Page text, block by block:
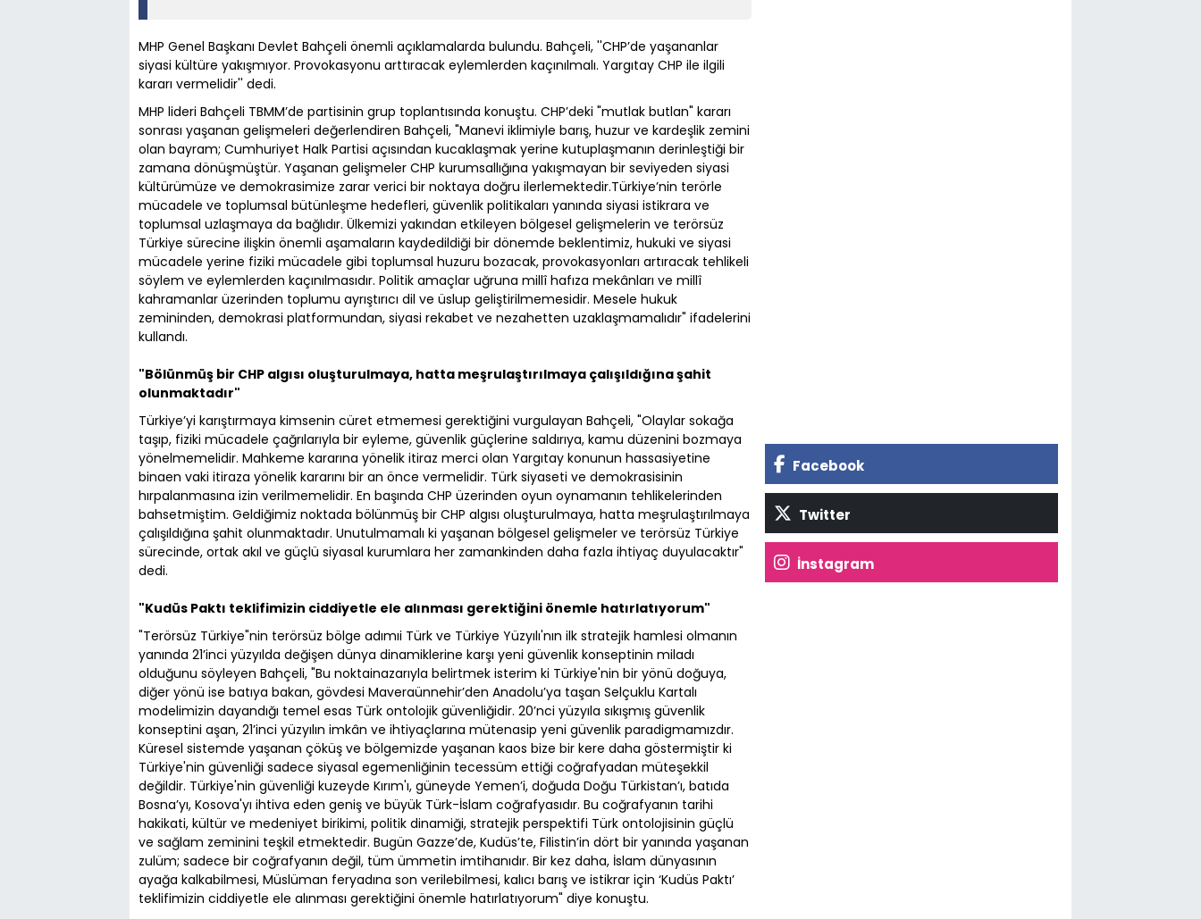
MHP Genel Başkanı Devlet Bahçeli önemli açıklamalarda bulundu. Bahçeli, ''CHP’de yaşananlar
siyasi kültüre yakışmıyor. Provokasyonu arttıracak eylemlerden kaçınılmalı. Yargıtay CHP ile ilgili
kararı vermelidir'' dedi.
MHP lideri Bahçeli TBMM’de partisinin grup toplantısında konuştu. CHP’deki "mutlak butlan" kararı
sonrası yaşanan gelişmeleri değerlendiren Bahçeli, "Manevi iklimiyle barış, huzur ve kardeşlik zemini
olan bayram; Cumhuriyet Halk Partisi açısından kucaklaşmak yerine kutuplaşmanın derinleştiği bir
zamana dönüşmüştür. Yaşanan gelişmeler CHP kurumsallığına yakışmayan bir seviyeden siyasi
kültürümüze ve demokrasimize zarar verici bir noktaya doğru ilerlemektedir.Türkiye’nin terörle
mücadele ve toplumsal bütünleşme hedefleri, güvenlik politikaları yanında siyasi istikrara ve
toplumsal uzlaşmaya da bağlıdır. Ülkemizi yakından etkileyen bölgesel gelişmelerin ve terörsüz
Türkiye sürecine ilişkin önemli aşamaların kaydedildiği bir dönemde beklentimiz, hukuki ve siyasi
mücadele yerine fiziki mücadele gibi toplumsal huzuru bozacak, provokasyonları artıracak tehlikeli
söylem ve eylemlerden kaçınılmasıdır. Politik amaçlar uğruna millî hafıza mekânları ve millî
kahramanlar üzerinden toplumu ayrıştırıcı dil ve üslup geliştirilmemesidir. Mesele hukuk
zemininden, demokrasi platformundan, siyasi rekabet ve nezahetten uzaklaşmamalıdır" ifadelerini
kullandı.
"Bölünmüş bir CHP algısı oluşturulmaya, hatta meşrulaştırılmaya çalışıldığına şahit
olunmaktadır"
Türkiye’yi karıştırmaya kimsenin cüret etmemesi gerektiğini vurgulayan Bahçeli, "Olaylar sokağa
taşıp, fiziki mücadele çağrılarıyla bir eyleme, güvenlik güçlerine saldırıya, kamu düzenini bozmaya
yönelmemelidir. Mahkeme kararına yönelik itiraz merci olan Yargıtay konunun hassasiyetine
binaen vaki itiraza yönelik kararını bir an önce vermelidir. Türk siyaseti ve demokrasisinin
hırpalanmasına izin verilmemelidir. En başında CHP üzerinden oyun oynamanın tehlikelerinden
bahsetmiştim. Geldiğimiz noktada bölünmüş bir CHP algısı oluşturulmaya, hatta meşrulaştırılmaya
çalışıldığına şahit olunmaktadır. Unutulmamalı ki yaşanan bölgesel gelişmeler ve terörsüz Türkiye
sürecinde, ortak akıl ve güçlü siyasal kurumlara her zamankinden daha fazla ihtiyaç duyulacaktır"
dedi.
"Kudüs Paktı teklifimizin ciddiyetle ele alınması gerektiğini önemle hatırlatıyorum"
"Terörsüz Türkiye"nin terörsüz bölge adımıi Türk ve Türkiye Yüzyılı'nın ilk stratejik hamlesi olmanın
yanında 21’inci yüzyılda değişen dünya dinamiklerine karşı yeni güvenlik konseptinin miladı
olduğunu söyleyen Bahçeli, "Bu noktainazarıyla belirtmek isterim ki Türkiye'nin bir yönü doğuya,
diğer yönü ise batıya bakan, gövdesi Maveraünnehir’den Anadolu’ya taşan Selçuklu Kartalı
modelimizin dayandığı temel esas Türk ontolojik güvenliğidir. 20’nci yüzyıla sıkışmış güvenlik
konseptini aşan, 21’inci yüzyılın imkân ve ihtiyaçlarına mütenasip yeni güvenlik paradigmamızdır.
Küresel sistemde yaşanan çöküş ve bölgemizde yaşanan kaos bize bir kere daha göstermiştir ki
Türkiye'nin güvenliği sadece siyasal egemenliğinin tecessüm ettiği coğrafyadan müteşekkil
değildir. Türkiye'nin güvenliği kuzeyde Kırım'ı, güneyde Yemen’i, doğuda Doğu Türkistan’ı, batıda
Bosna’yı, Kosova'yı ihtiva eden geniş ve büyük Türk-İslam coğrafyasıdır. Bu coğrafyanın tarihi
hakikati, kültür ve medeniyet birikimi, politik dinamiği, stratejik perspektifi Türk ontolojisinin güçlü
ve sağlam zeminini teşkil etmektedir. Bugün Gazze’de, Kudüs’te, Filistin’in dört bir yanında yaşanan
zulüm; sadece bir coğrafyanın değil, tüm ümmetin imtihanıdır. Bir kez daha, İslam dünyasının
ayağa kalkabilmesi, Müslüman feryadına son verilebilmesi, kalıcı barış ve istikrar için ‘Kudüs Paktı’
teklifimizin ciddiyetle ele alınması gerektiğini önemle hatırlatıyorum" diye konuştu.
Facebook
Twitter
İnstagram